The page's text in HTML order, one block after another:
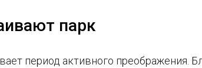
парк
период активного преображения.